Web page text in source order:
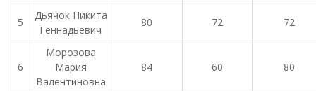
5
Дьячок Никита
Геннадьевич
80 72 72
6
Морозова
Мария
Валентиновна
84 60 80